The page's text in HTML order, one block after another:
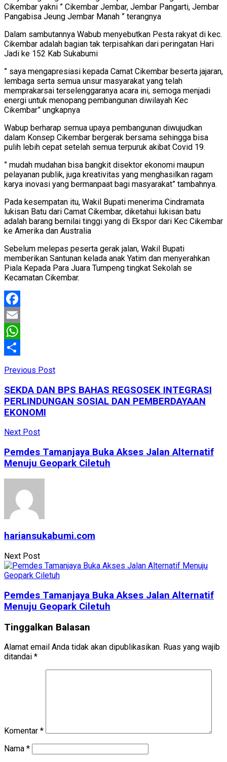
Cikembar yakni ” Cikembar Jembar, Jembar Pangarti, Jembar
Pangabisa Jeung Jembar Manah ” terangnya
Dalam sambutannya Wabub menyebutkan Pesta rakyat di kec.
Cikembar adalah bagian tak terpisahkan dari peringatan Hari
Jadi ke 152 Kab Sukabumi
” saya mengapresiasi kepada Camat Cikembar beserta jajaran,
lembaga serta semua unsur masyarakat yang telah
memprakarsai terselenggaranya acara ini, semoga menjadi
energi untuk menopang pembangunan diwilayah Kec
Cikembar” ungkapnya
Wabup berharap semua upaya pembangunan diwujudkan
dalam Konsep Cikembar bergerak bersama sehingga bisa
pulih lebih cepat setelah semua terpuruk akibat Covid 19.
” mudah mudahan bisa bangkit disektor ekonomi maupun
pelayanan publik, juga kreativitas yang menghasilkan ragam
karya inovasi yang bermanpaat bagi masyarakat” tambahnya.
Pada kesempatan itu, Wakil Bupati menerima Cindramata
lukisan Batu dari Camat Cikembar, diketahui lukisan batu
adalah barang bernilai tinggi yang di Ekspor dari Kec Cikembar
ke Amerika dan Australia
Sebelum melepas peserta gerak jalan, Wakil Bupati
memberikan Santunan kelada anak Yatim dan menyerahkan
Piala Kepada Para Juara Tumpeng tingkat Sekolah se
Kecamatan Cikembar.
Facebook
Email
WhatsApp
Previous Post
SEKDA DAN BPS BAHAS REGSOSEK INTEGRASI
PERLINDUNGAN SOSIAL DAN PEMBERDAYAAN
EKONOMI
Next Post
Pemdes Tamanjaya Buka Akses Jalan Alternatif
Menuju Geopark Ciletuh
hariansukabumi.com
Next Post
Pemdes Tamanjaya Buka Akses Jalan Alternatif
Menuju Geopark Ciletuh
Tinggalkan Balasan
Alamat email Anda tidak akan dipublikasikan. Ruas yang wajib
ditandai *
Komentar *
Nama *